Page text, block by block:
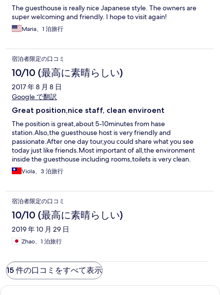
The guesthouse is really nice Japanese style. The owners are
super welcoming and friendly. I hope to visit again!
Maria、1 泊旅行
宿泊者限定の口コミ
10/10 (最高に素晴らしい)
2017 年 8 月 8 日
Google で翻訳
Great position,nice staff, clean enviroent
The position is great,about 5-10minutes from hase
station.Also,the guesthouse host is very friendly and
passionate.After one day tour,you could share what you see
today just like friends.Most important of all,the environment
inside the guesthouse including rooms,toilets is very clean.
Viola、3 泊旅行
宿泊者限定の口コミ
10/10 (最高に素晴らしい)
2019 年 10 月 29 日
Zhao、1 泊旅行
15 件の口コミをすべて表示